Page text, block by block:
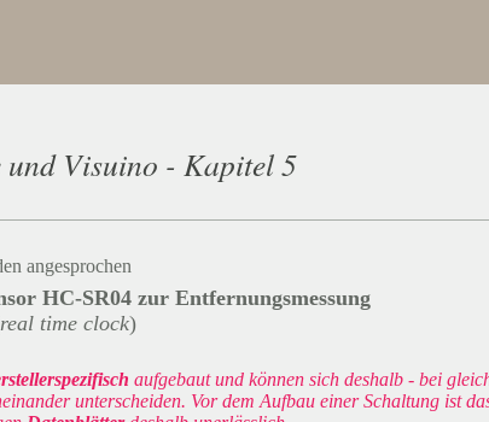
und Visuino - Kapitel 5
angesprochen
HC-SR04 zur Entfernungsmessung
real time clock)
aufgebaut und können sich deshalb - bei
unterscheiden. Vor dem Aufbau einer Schaltung ist